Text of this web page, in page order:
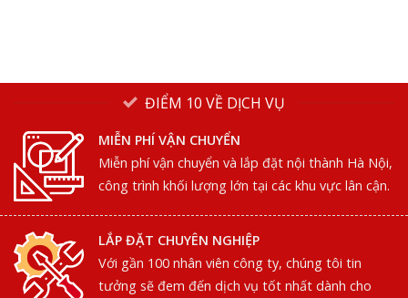
ĐIỂM 10 VỀ DỊCH VỤ
MIỄN PHÍ VẬN CHUYỂN
Miễn phí vận chuyển và lắp đặt nội thành Hà Nội,
công trình khối lượng lớn tại các khu vực lân cận.
LẮP ĐẶT CHUYÊN NGHIỆP
Với gần 100 nhân viên công ty, chúng tôi tin
tưởng sẽ đem đến dịch vụ tốt nhất dành cho